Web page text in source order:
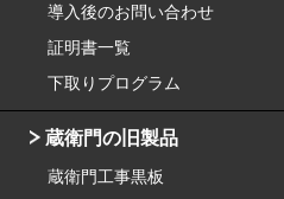
導入後のお問い合わせ
証明書一覧
下取りプログラム
蔵衛門の旧製品
蔵衛門工事黒板